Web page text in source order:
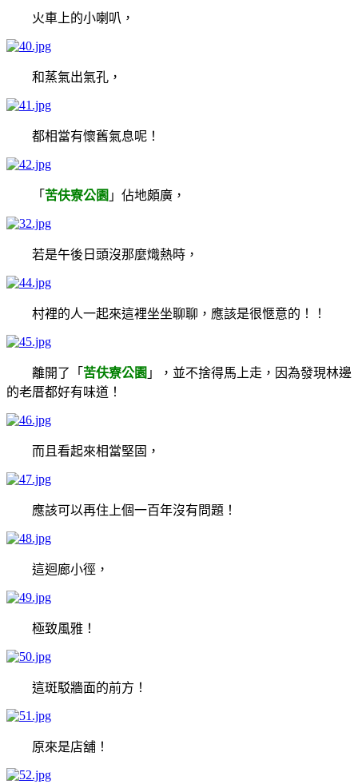
火車上的小喇叭，
和蒸氣出氣孔，
都相當有懷舊氣息呢！
「 苦伕寮公園 」佔地頗廣，
若是午後日頭沒那麼熾熱時，
村裡的人一起來這裡坐坐聊聊，應該是很愜意的！！
離開了「 苦伕寮公園 」，並不捨得馬上走，因為發現林邊
的老厝都好有味道！
而且看起來相當堅固，
應該可以再住上個一百年沒有問題！
這迴廊小徑，
極致風雅！
這斑駁牆面的前方！
原來是店舖！